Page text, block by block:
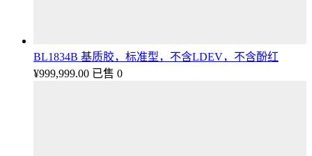
BL1834B 基质胶，标准型，不含LDEV，不含酚红
¥999,999.00 已售 0